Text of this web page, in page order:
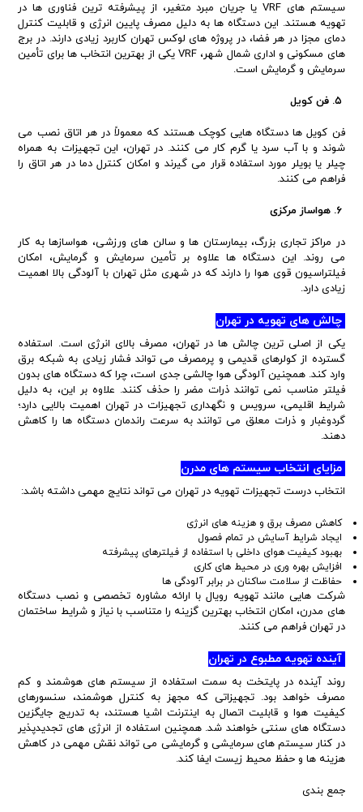
سیستم های VRF یا جریان مبرد متغیر، از پیشرفته ترین فناوری ها در
تهویه هستند. این دستگاه ها به دلیل مصرف پایین انرژی و قابلیت کنترل
دمای مجزا در هر فضا، در پروژه های لوکس تهران کاربرد زیادی دارند. در برج
های مسکونی و اداری شمال شهر، VRF یکی از بهترین انتخاب ها برای تأمین
سرمایش و گرمایش است.
فن کویل ها دستگاه هایی کوچک هستند که معمولاً در هر اتاق نصب می
شوند و با آب سرد یا گرم کار می کنند. در تهران، این تجهیزات به همراه
چیلر یا بویلر مورد استفاده قرار می گیرند و امکان کنترل دما در هر اتاق را
فراهم می کنند.
۶. هواساز مرکزی
در مراکز تجاری بزرگ، بیمارستان ها و سالن های ورزشی، هواسازها به کار
می روند. این دستگاه ها علاوه بر تأمین سرمایش و گرمایش، امکان
فیلتراسیون قوی هوا را دارند که در شهری مثل تهران با آلودگی بالا اهمیت
زیادی دارد.
چالش های تهویه در تهران
یکی از اصلی ترین چالش ها در تهران، مصرف بالای انرژی است. استفاده
گسترده از کولرهای قدیمی و پرمصرف می تواند فشار زیادی به شبکه برق
وارد کند. همچنین آلودگی هوا چالشی جدی است، چرا که دستگاه های بدون
فیلتر مناسب نمی توانند ذرات مضر را حذف کنند. علاوه بر این، به دلیل
شرایط اقلیمی، سرویس و نگهداری تجهیزات در تهران اهمیت بالایی دارد؛
گردوغبار و ذرات معلق می توانند به سرعت راندمان دستگاه ها را کاهش
دهند.
مزایای انتخاب سیستم های مدرن
انتخاب درست تجهیزات تهویه در تهران می تواند نتایج مهمی داشته باشد:
کاهش مصرف برق و هزینه های انرژی
ایجاد شرایط آسایش در تمام فصول
بهبود کیفیت هوای داخلی با استفاده از فیلترهای پیشرفته
افزایش بهره وری در محیط های کاری
حفاظت از سلامت ساکنان در برابر آلودگی ها
شرکت هایی مانند تهویه رویال با ارائه مشاوره تخصصی و نصب دستگاه
های مدرن، امکان انتخاب بهترین گزینه را متناسب با نیاز و شرایط ساختمان
در تهران فراهم می کنند.
آینده تهویه مطبوع در تهران
روند آینده در پایتخت به سمت استفاده از سیستم های هوشمند و کم
مصرف خواهد بود. تجهیزاتی که مجهز به کنترل هوشمند، سنسورهای
کیفیت هوا و قابلیت اتصال به اینترنت اشیا هستند، به تدریج جایگزین
دستگاه های سنتی خواهند شد. همچنین استفاده از انرژی های تجدیدپذیر
در کنار سیستم های سرمایشی و گرمایشی می تواند نقش مهمی در کاهش
هزینه ها و حفظ محیط زیست ایفا کند.
جمع بندی